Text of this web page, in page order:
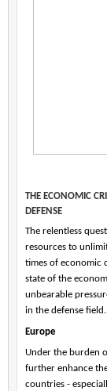
THE ECONOMIC
DEFENSE
The relentless
resources to
times of economic
state of the
unbearable
in the defense field.
Europe
Under the burden
further enhance
countries -